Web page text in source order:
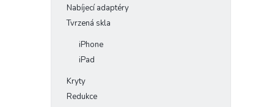
Nabíjecí adaptéry
Tvrzená skla
iPhone
iPad
Kryty
Redukce